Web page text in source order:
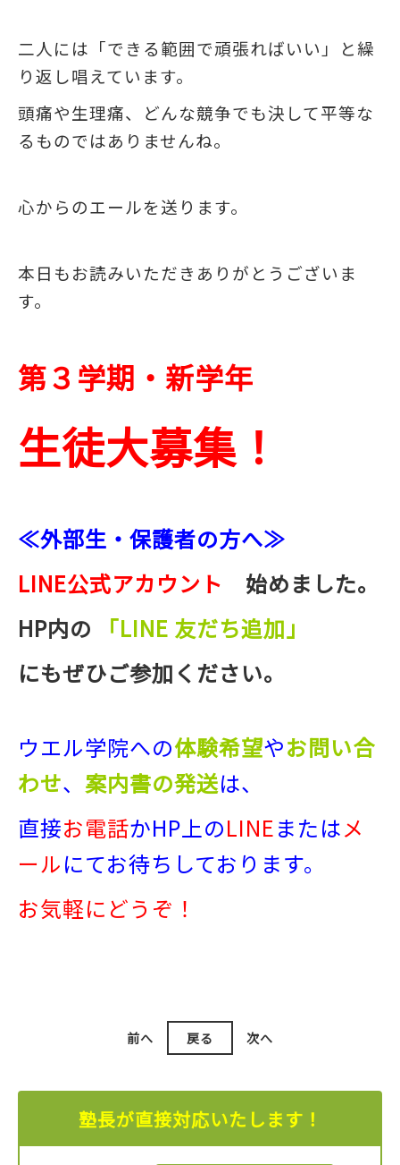
二人には「できる範囲で頑張ればいい」と繰
り返し唱えています。
頭痛や生理痛、どんな競争でも決して平等な
るものではありませんね。
心からのエールを送ります。
本日もお読みいただきありがとうございま
す。
第３学期・新学年
生徒大募集！
≪外部生・保護者の方へ≫
LINE公式アカウント 始めました。
HP内の
「LINE 友だち追加」
にもぜひご参加ください。
ウエル学院への体験希望やお問い合
わせ、 案内書の発送は、
直接お電話かHP上のLINEまたはメ
ールにてお待ちしております。
お気軽にどうぞ！
前へ 戻る 次へ
塾長が直接対応いたします！